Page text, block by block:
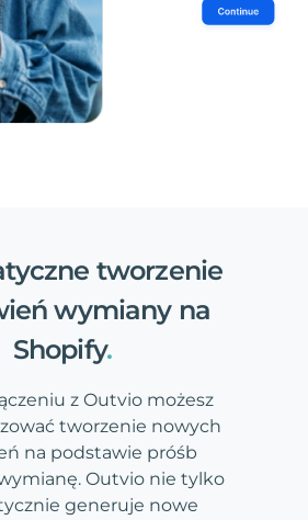
tworzenie
wymiany na
Shopify.
z Outvio możesz
tworzenie nowych
na podstawie próśb
Outvio nie tylko
generuje nowe